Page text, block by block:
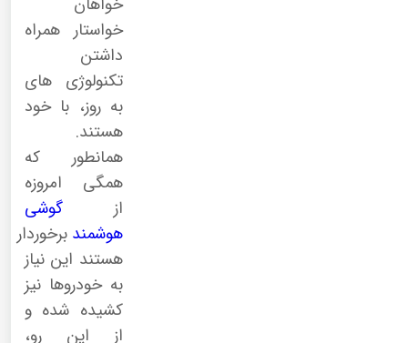
خواستار همراه
داشتن
تکنولوژی های
به روز، با خود
هستند.
همانطور که
همگی امروزه
از گوشی
هوشمند برخوردار
هستند این نیاز
به خودروها نیز
کشیده شده و
از این رو،